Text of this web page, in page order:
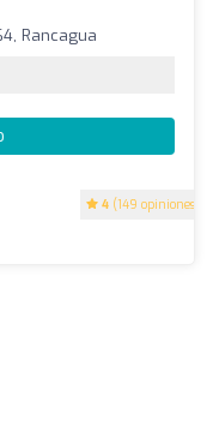
4 (149 opiniones)
Rancagua